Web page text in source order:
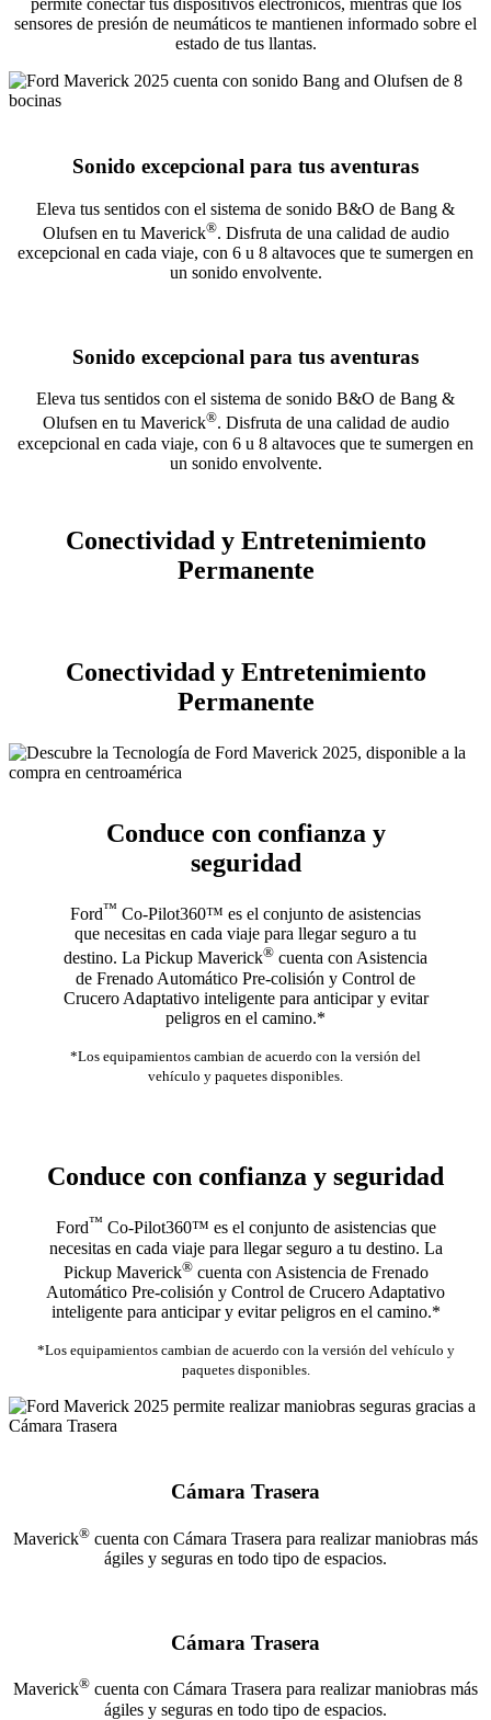
sensores de presión de neumáticos te mantienen informado sobre el
estado de tus llantas.
Sonido excepcional para tus aventuras
Eleva tus sentidos con el sistema de sonido B&O de Bang &
Olufsen en tu Maverick®. Disfruta de una calidad de audio
excepcional en cada viaje, con 6 u 8 altavoces que te sumergen en
un sonido envolvente.
Sonido excepcional para tus aventuras
Eleva tus sentidos con el sistema de sonido B&O de Bang &
Olufsen en tu Maverick®. Disfruta de una calidad de audio
excepcional en cada viaje, con 6 u 8 altavoces que te sumergen en
un sonido envolvente.
Conectividad y Entretenimiento
Permanente
Conectividad y Entretenimiento
Permanente
Conduce con confianza y
seguridad
Ford™ Co-Pilot360™ es el conjunto de asistencias
que necesitas en cada viaje para llegar seguro a tu
destino. La Pickup Maverick® cuenta con Asistencia
de Frenado Automático Pre-colisión y Control de
Crucero Adaptativo inteligente para anticipar y evitar
peligros en el camino.*
*Los equipamientos cambian de acuerdo con la versión del
vehículo y paquetes disponibles.
Conduce con confianza y seguridad
Ford™ Co-Pilot360™ es el conjunto de asistencias que
necesitas en cada viaje para llegar seguro a tu destino. La
Pickup Maverick®cuenta con Asistencia de Frenado
Automático Pre-colisión y Control de Crucero Adaptativo
inteligente para anticipar y evitar peligros en el camino.*
*Los equipamientos cambian de acuerdo con la versión del vehículo y
paquetes disponibles.
Cámara Trasera
Maverick® cuenta con Cámara Trasera para realizar maniobras más
ágiles y seguras en todo tipo de espacios.
Cámara Trasera
Maverick® cuenta con Cámara Trasera para realizar maniobras más
ágiles y seguras en todo tipo de espacios.